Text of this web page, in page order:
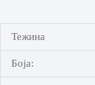
Тежина
Боја: